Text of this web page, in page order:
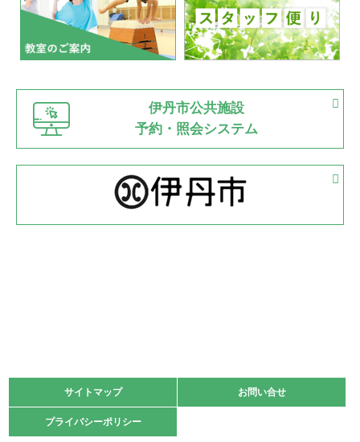
2022.07.03
市内総合体育大会が開始
緑ケ丘体育館 猪名川運動広場
古池運動広場
2022.06.12
県知事杯争奪バレーボール大会が開催
緑ケ丘体育館
2022.05.05
体育協会長杯 バドミントン競技の部
2022.05.22
緑ケ丘体育館
2021.10.23
卓球選手権大会ラージボールの部開催☆
伊丹市公共施設
予約・照会システム
サイトマップ お問い合せ
プライバシーポリシー
サイトマップ お問い合せ
プライバシーポリシー